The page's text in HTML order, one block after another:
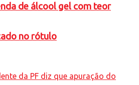
de álcool gel com teor
no rótulo